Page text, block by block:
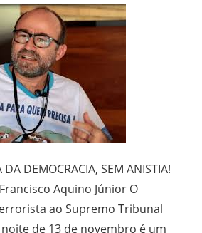
DA DEMOCRACIA, SEM ANISTIA!
Aquino Júnior O
ao Supremo Tribunal
de 13 de novembro é um